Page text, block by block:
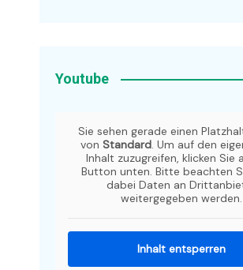
Youtube
Sie sehen gerade einen
von Standard. Um auf den
Inhalt zuzugreifen, klicken Sie
Button unten. Bitte beachten
dabei Daten an
weitergegeben werden.
Inhalt entsperren